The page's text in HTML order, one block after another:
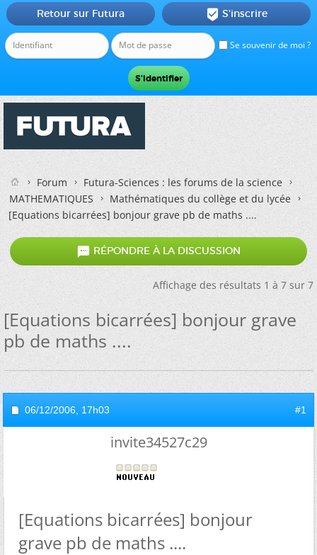
Se souvenir de moi ?
Retour sur Futura  S'inscrire
Forum
Futura-Sciences : les forums de la science
MATHEMATIQUES
Mathématiques du collège et du lycée
[Equations bicarrées] bonjour grave pb de maths ....
 RÉPONDRE À LA DISCUSSION
Affichage des résultats 1 à 7 sur 7
[Equations bicarrées] bonjour grave
pb de maths ....
06/12/2006, 17h03 #1
invite34527c29
[Equations bicarrées] bonjour
grave pb de maths ....